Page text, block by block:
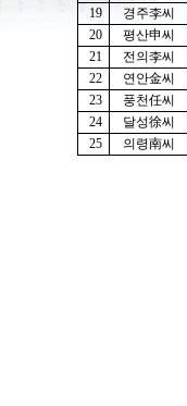
19
경주李씨
20
평산申씨
21
전의李씨
22
연안金씨
23
풍천任씨
24
달성徐씨
25
의령南씨